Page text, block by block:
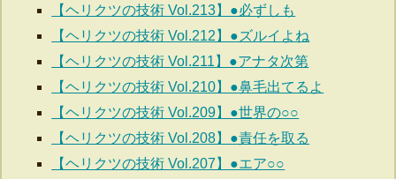
【ヘリクツの技術 Vol.213】●必ずしも
【ヘリクツの技術 Vol.212】●ズルイよね
【ヘリクツの技術 Vol.211】●アナタ次第
【ヘリクツの技術 Vol.210】●鼻毛出てるよ
【ヘリクツの技術 Vol.209】●世界の○○
【ヘリクツの技術 Vol.208】●責任を取る
【ヘリクツの技術 Vol.207】●エア○○